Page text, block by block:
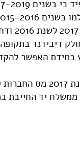
2015-2016.
5%, בהנחה שיחולק